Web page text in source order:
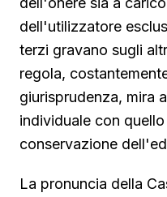
dell'utilizzatore
terzi gravano sugli
regola,
giurisprudenza, mira
individuale con
conservazione
La pronuncia della